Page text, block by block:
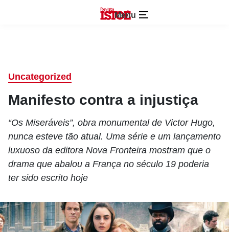
Menu
Uncategorized
Manifesto contra a injustiça
“Os Miseráveis”, obra monumental de Victor Hugo,
nunca esteve tão atual. Uma série e um lançamento
luxuoso da editora Nova Fronteira mostram que o
drama que abalou a França no século 19 poderia
ter sido escrito hoje